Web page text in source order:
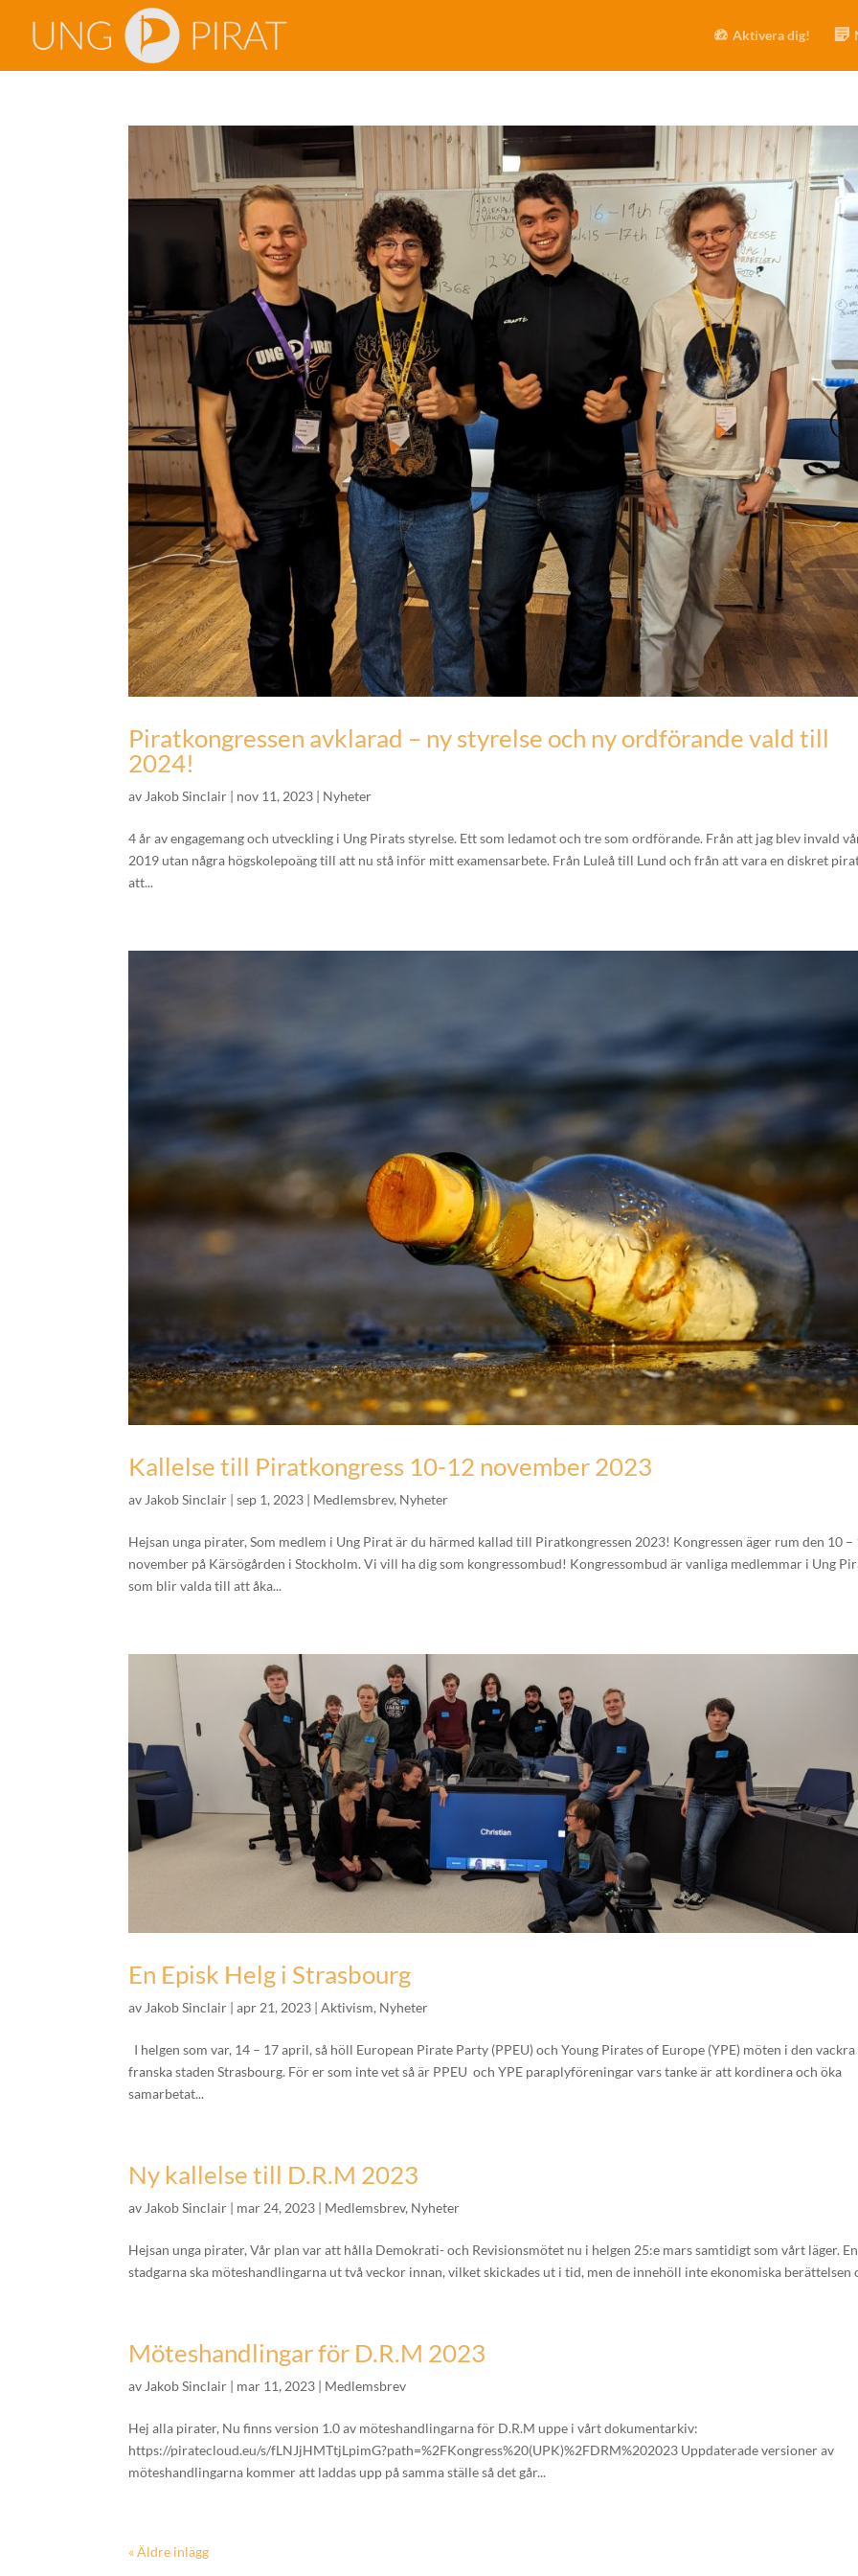
Aktivera dig!
Piratkongressen avklarad – ny styrelse och ny ordförande vald till
2024!
av Jakob Sinclair | nov 11, 2023 | Nyheter
4 år av engagemang och utveckling i Ung Pirats styrelse. Ett som ledamot och tre som ordförande. Från att jag blev invald
2019 utan några högskolepoäng till att nu stå inför mitt examensarbete. Från Luleå till Lund och från att vara en diskret
att...
Kallelse till Piratkongress 10-12 november 2023
av Jakob Sinclair |sep 1, 2023 | Medlemsbrev, Nyheter
Hejsan unga pirater, Som medlem i Ung Pirat är du härmed kallad till Piratkongressen 2023! Kongressen äger rum den 10 –
november på Kärsögården i Stockholm. Vi vill ha dig som kongressombud! Kongressombud är vanliga medlemmar i Ung
som blir valda till att åka...
En Episk Helg i Strasbourg
av Jakob Sinclair |apr 21, 2023 |Aktivism, Nyheter
I helgen som var, 14 – 17 april, så höll European Pirate Party (PPEU) och Young Pirates of Europe (YPE) möten i den vackra
franska staden Strasbourg. För er som inte vet så är PPEU och YPE paraplyföreningar vars tanke är att kordinera och öka
samarbetat...
Ny kallelse till D.R.M 2023
av Jakob Sinclair | mar 24, 2023 | Medlemsbrev, Nyheter
Hejsan unga pirater, Vår plan var att hålla Demokrati- och Revisionsmötet nu i helgen 25:e mars samtidigt som vårt läger.
stadgarna ska möteshandlingarna ut två veckor innan, vilket skickades ut i tid, men de innehöll inte ekonomiska berättelsen
Möteshandlingar för D.R.M 2023
av Jakob Sinclair | mar 11, 2023 | Medlemsbrev
Hej alla pirater, Nu finns version 1.0 av möteshandlingarna för D.R.M uppe i vårt dokumentarkiv:
https://piratecloud.eu/s/fLNJjHMTtjLpimG?path=%2FKongress%20(UPK)%2FDRM%202023 Uppdaterade versioner av
möteshandlingarna kommer att laddas upp på samma ställe så det går...
« Äldre inlägg